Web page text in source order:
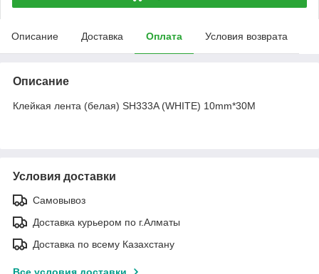
Описание Доставка Оплата Условия возврата
Описание
Клейкая лента (белая) SH333A (WHITE) 10mm*30M
Условия доставки
Самовывоз
Доставка курьером по г.Алматы
Доставка по всему Казахстану
Все условия доставки